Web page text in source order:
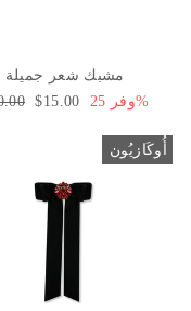
مشبك شعر جميلة
سعر
$15.00 وفر 25%
أُوكَازيُون